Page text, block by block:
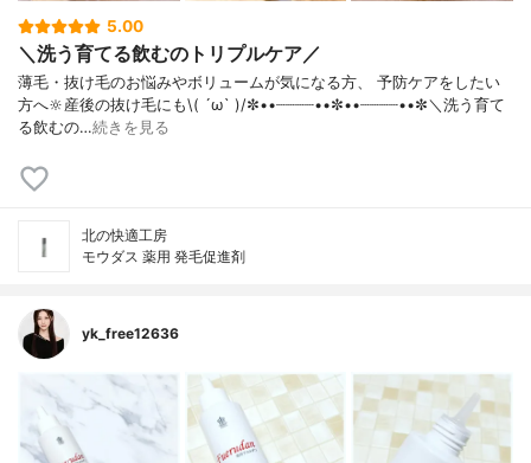
5.00
＼洗う育てる飲むのトリプルケア／
薄毛・抜け毛のお悩みやボリュームが気になる方、 予防ケアをしたい
方へ🔆産後の抜け毛にも\( ´ω` )/✼••┈┈┈┈••✼••┈┈┈┈••✼＼洗う育て
る飲むの…続きを見る
北の快適工房
モウダス 薬用 発毛促進剤
yk_free12636